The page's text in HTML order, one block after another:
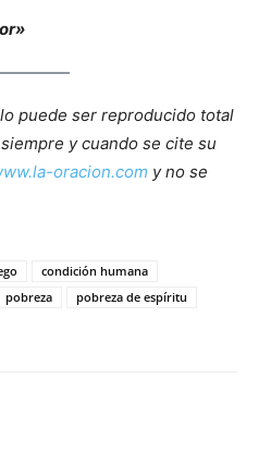
puede ser reproducido total
y cuando se cite su
oracion.com y no se
condición humana
pobreza
pobreza de espíritu